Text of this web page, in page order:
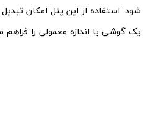
شود. استفاده از این پنل امکان
یک گوشی با اندازه معمولی را فراهم